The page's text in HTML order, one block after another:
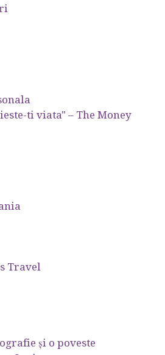
ti viata" – The Money
Travel
şi o poveste